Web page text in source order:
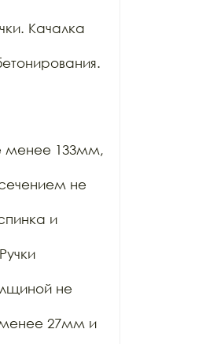
Качалка
менее 133мм,
не
и
не
менее 27мм и